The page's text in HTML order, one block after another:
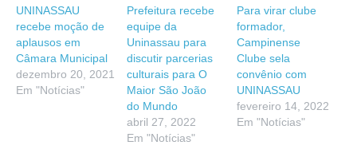
UNINASSAU
recebe moção de
aplausos em
Câmara Municipal
dezembro 20, 2021
Em "Notícias"
Prefeitura recebe
equipe da
Uninassau para
discutir parcerias
culturais para O
Maior São João
do Mundo
abril 27, 2022
Em "Notícias"
Para virar clube
formador,
Campinense
Clube sela
convênio com
UNINASSAU
fevereiro 14, 2022
Em "Notícias"